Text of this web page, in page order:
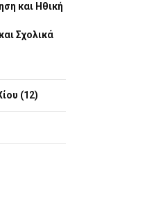
και Ηθική
Σχολικά
(12)